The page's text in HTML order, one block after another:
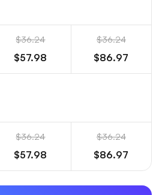
$36.24
$57.98
$36.24
$86.97
$36.24
$57.98
$36.24
$86.97